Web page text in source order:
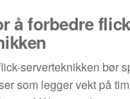
å forbedre
serverteknikken bør
som legger vekt på